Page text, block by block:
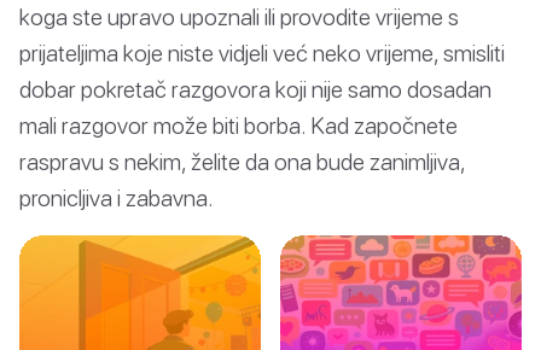
koga ste upravo upoznali ili provodite vrijeme s
prijateljima koje niste vidjeli već neko vrijeme, smisliti
dobar pokretač razgovora koji nije samo dosadan
mali razgovor može biti borba. Kad započnete
raspravu s nekim, želite da ona bude zanimljiva,
pronicljiva i zabavna.